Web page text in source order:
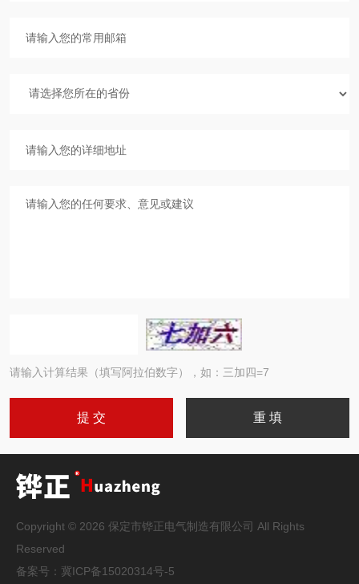
请输入计算结果（填写阿拉伯数字），如：三加四=7
Copyright © 2026 保定市铧正电气制造有限公司 All Rights
Reserved
备案号： 冀ICP备15020314号-5